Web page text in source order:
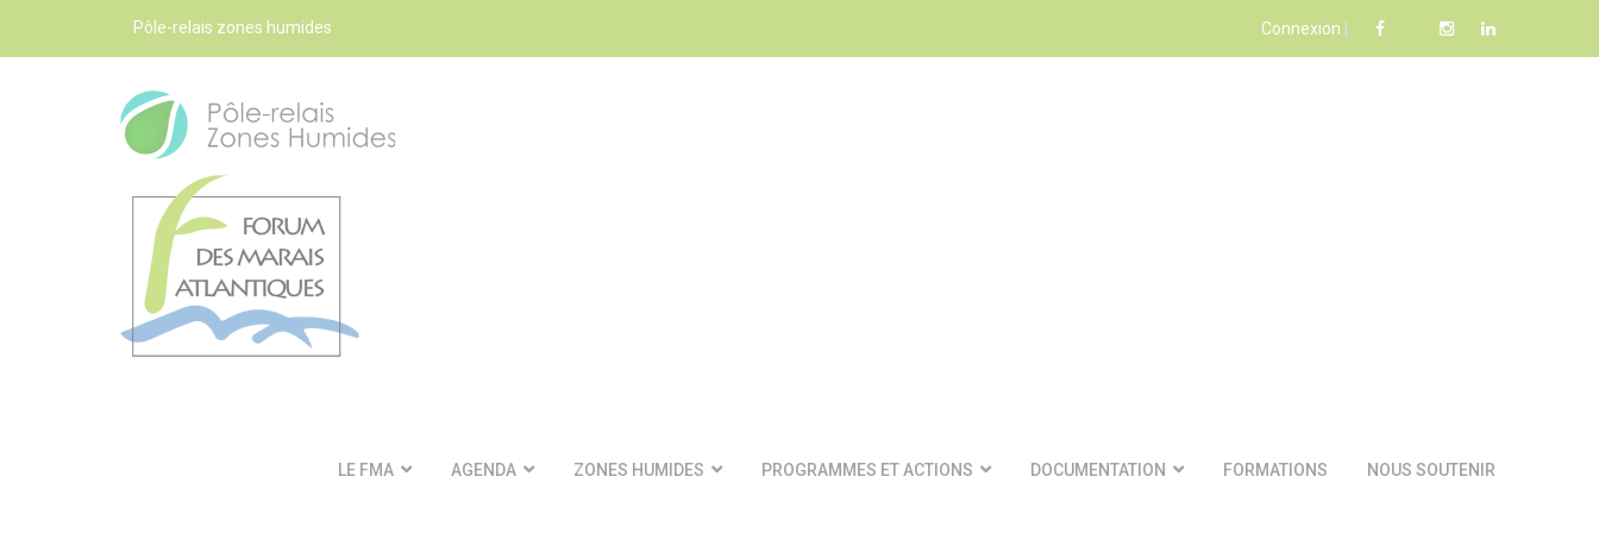
Pôle-relais zones humides Connexion
LE FMA AGENDA ZONES HUMIDES PROGRAMMES ET ACTIONS DOCUMENTATION FORMATIONS NOUS SOUTENIR